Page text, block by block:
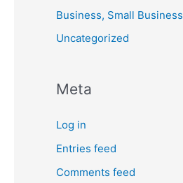
Business, Small Business
Uncategorized
Meta
Log in
Entries feed
Comments feed